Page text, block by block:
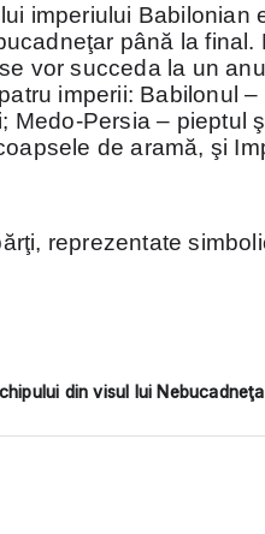
imperiului Babilonian
până la final.
vor succeda la un
imperii: Babilonul
Medo-Persia – pieptul
de aramă, şi
reprezentate
din visul lui